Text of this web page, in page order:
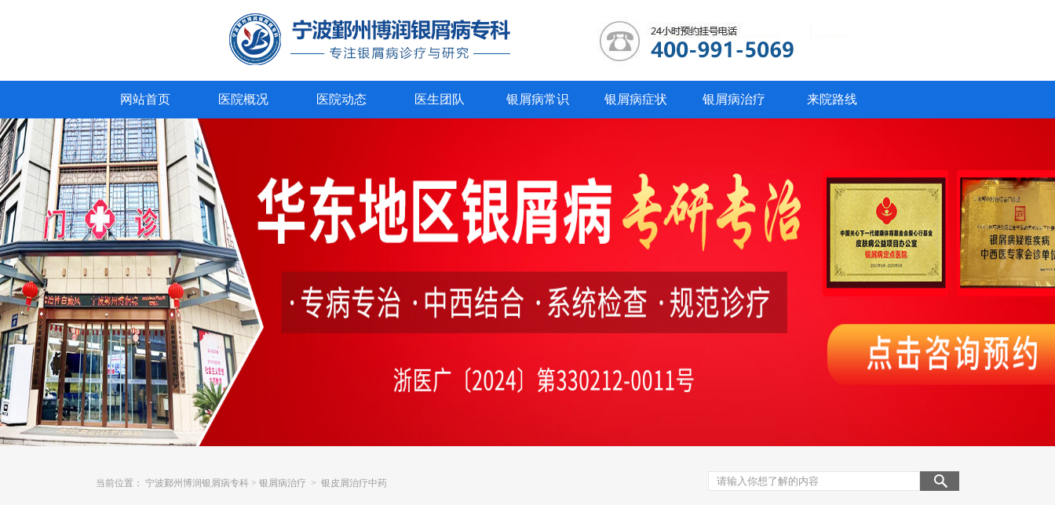
网站首页 医院概况 医院动态 医生团队 银屑病常识 银屑病症状 银屑病治疗 来院路线
当前位置： 宁波鄞州博润银屑病专科 > 银屑病治疗 > 银皮屑治疗中药